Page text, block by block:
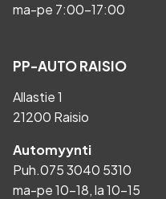
ma-pe 7:00-17:00
PP-AUTO RAISIO
Allastie 1
21200 Raisio
Automyynti
Puh.075 3040 5310
ma-pe 10-18, la 10-15